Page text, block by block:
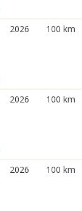
2026 100 km
2026 100 km
2026 100 km